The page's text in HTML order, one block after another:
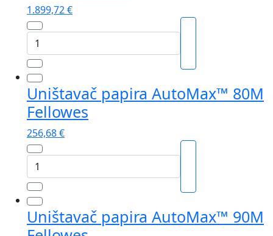
1.899,72€
Uništavač
papira
AutoMax™
600M
Fellowes
količina
Uništavač papira AutoMax™ 80M
Fellowes
256,68€
Uništavač
papira
AutoMax™
80M
Fellowes
Uništavač papira AutoMax™ 90M